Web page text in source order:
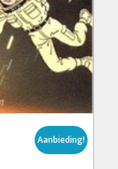
Aanbieding!